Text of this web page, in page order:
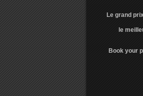
Le grand
le
Book your